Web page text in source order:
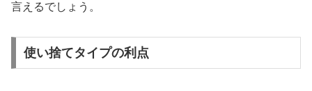
言えるでしょう。
使い捨てタイプの利点